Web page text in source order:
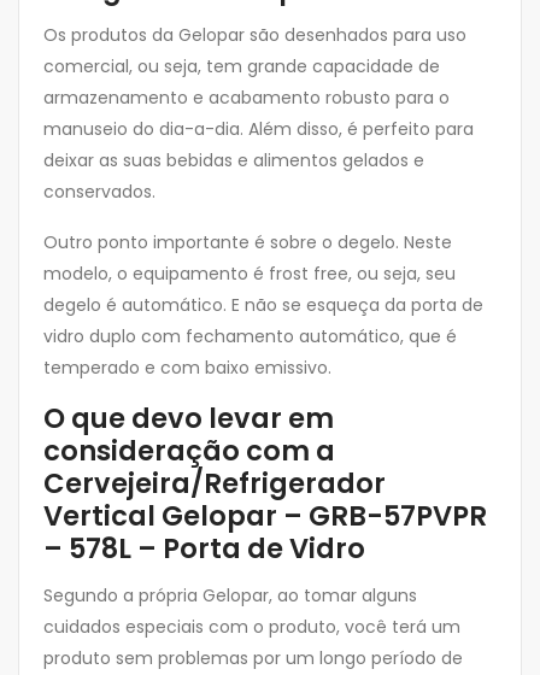
Os produtos da Gelopar são desenhados para uso
comercial, ou seja, tem grande capacidade de
armazenamento e acabamento robusto para o
manuseio do dia-a-dia. Além disso, é perfeito para
deixar as suas bebidas e alimentos gelados e
conservados.
Outro ponto importante é sobre o degelo. Neste
modelo, o equipamento é frost free, ou seja, seu
degelo é automático. E não se esqueça da porta de
vidro duplo com fechamento automático, que é
temperado e com baixo emissivo.
O que devo levar em
consideração com a
Cervejeira/Refrigerador
Vertical Gelopar – GRB-57PVPR
– 578L – Porta de Vidro
Segundo a própria Gelopar, ao tomar alguns
cuidados especiais com o produto, você terá um
produto sem problemas por um longo período de